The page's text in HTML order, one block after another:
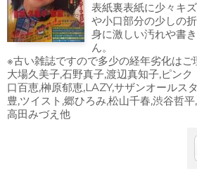
表紙裏表紙に少々キ
や小口部分の少しの
身に激しい汚れや書
ん。
※古い雑誌ですので多少の経年劣化はご
大場久美子,石野真子,渡辺真知子,ピン
口百恵,榊原郁恵,LAZY,サザンオールス
豊,ツイスト,郷ひろみ,松山千春,渋谷哲
高田みづえ他